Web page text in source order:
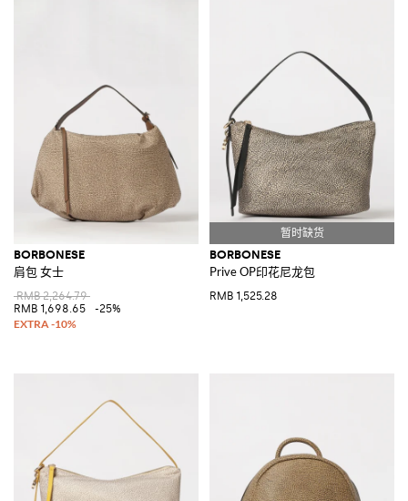
BORBONESE
肩包 女士
RMB 2,264.79
RMB 1,698.65
-25%
BORBONESE
Prive OP印花尼龙包
RMB 1,525.28